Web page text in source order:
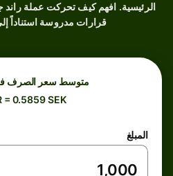
الرئيسية. افهم كيف تحركت عملة راند
قرارات مدروسة استناداً إلى
متوسط ​​سعر الصرف
= 0.5859 SEK
المبلغ